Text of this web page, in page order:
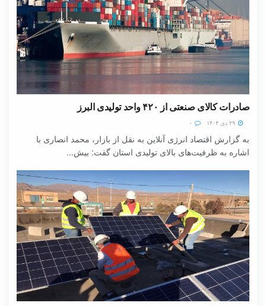
صادرات کالای صنعتی از ۴۲۰ واحد تولیدی البرز
به گزارش اقتصاد انرژی آنلاین به نقل از بازار، محمد انصاری با
اشاره به ظرفیت‌های بالای تولیدی استان گفت: بیش...